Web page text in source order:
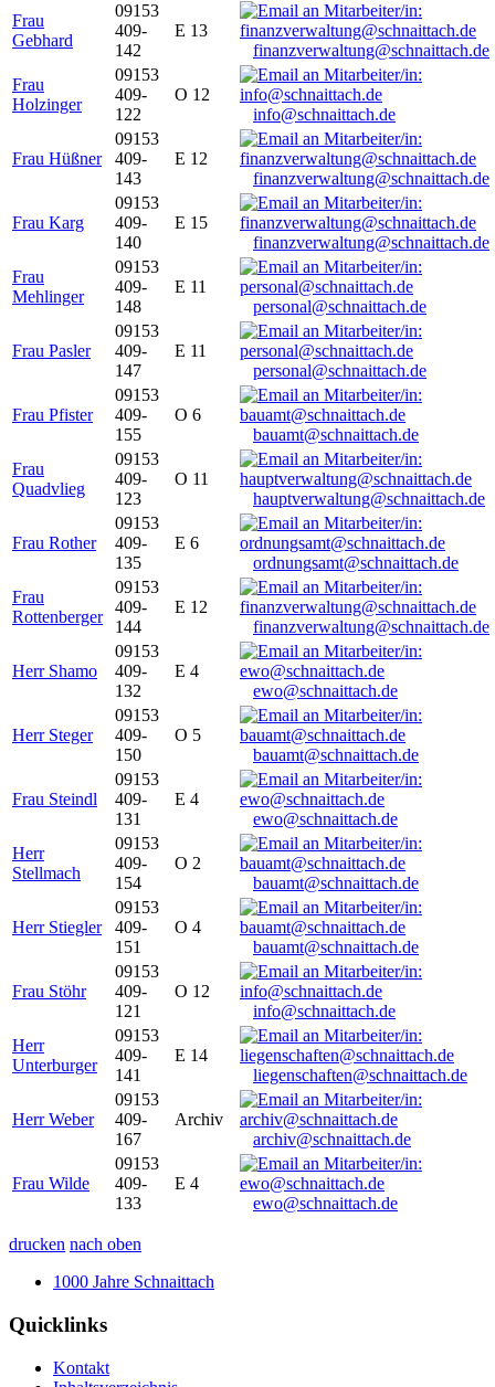
Frau
Gebhard
09153
409-
142
E 13
finanzverwaltung@schnaittach.de
Frau
Holzinger
09153
409-
122
O 12
info@schnaittach.de
Frau Hüßner
09153
409-
143
E 12
finanzverwaltung@schnaittach.de
Frau Karg
09153
409-
140
E 15
finanzverwaltung@schnaittach.de
Frau
Mehlinger
09153
409-
148
E 11
personal@schnaittach.de
Frau Pasler
09153
409-
147
E 11
personal@schnaittach.de
Frau Pfister
09153
409-
155
O 6
bauamt@schnaittach.de
Frau
Quadvlieg
09153
409-
123
O 11
hauptverwaltung@schnaittach.de
Frau Rother
09153
409-
135
E 6
ordnungsamt@schnaittach.de
Frau
Rottenberger
09153
409-
144
E 12
finanzverwaltung@schnaittach.de
Herr Shamo
09153
409-
132
E 4
ewo@schnaittach.de
Herr Steger
09153
409-
150
O 5
bauamt@schnaittach.de
Frau Steindl
09153
409-
131
E 4
ewo@schnaittach.de
Herr
Stellmach
09153
409-
154
O 2
bauamt@schnaittach.de
Herr Stiegler
09153
409-
151
O 4
bauamt@schnaittach.de
Frau Stöhr
09153
409-
121
O 12
info@schnaittach.de
Herr
Unterburger
09153
409-
141
E 14
liegenschaften@schnaittach.de
Herr Weber
09153
409-
167
Archiv
archiv@schnaittach.de
Frau Wilde
09153
409-
133
E 4
ewo@schnaittach.de
drucken nach oben
1000 Jahre Schnaittach
Quicklinks
Kontakt